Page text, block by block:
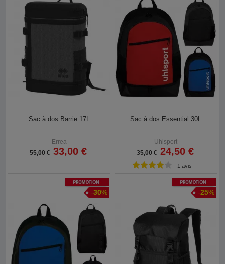
Sac à dos Barrie 17L
Errea
55,00 € 33,00 €
Sac à dos Essential 30L
Uhlsport
35,00 € 24,50 €
1 avis
Promotion
-30%
Promotion
-25%